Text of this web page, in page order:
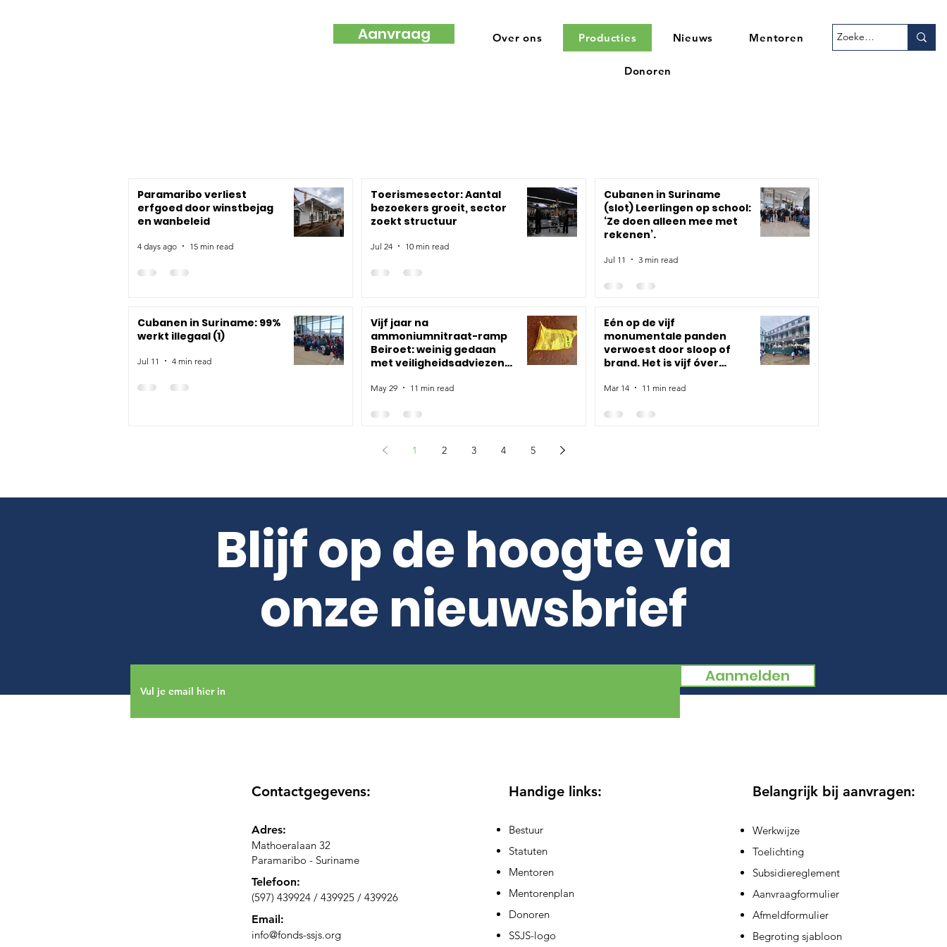
Aanvraag Over ons Producties Nieuws Mentoren
Donoren
Paramaribo verliest
erfgoed door winstbejag
en wanbeleid
4 days ago 15 min read
Toerismesector: Aantal
bezoekers groeit, sector
zoekt structuur
Jul 24 10 min read
Cubanen in Suriname
(slot) Leerlingen op school:
‘Ze doen alleen mee met
rekenen’.
Jul 11 3 min read
Cubanen in Suriname: 99%
werkt illegaal (1)
Jul 11 4 min read
Vijf jaar na
ammoniumnitraat-ramp
Beiroet: weinig gedaan
met veiligheidsadviezen
May 29 11 min read
Eén op de vijf
monumentale panden
verwoest door sloop of
brand. Het is vijf óver
Mar 14 11 min read
1 2 3 4 5
Blijf op de hoogte via
onze nieuwsbrief
Aanmelden
Contactgegevens:
Adres:
Mathoeralaan 32
Paramaribo - Suriname
Telefoon:
(597) 439924 / 439925 / 439926
Email:
info@fonds-ssjs.org
Handige links:
Bestuur
Statuten
Mentoren
Mentorenplan
Donoren
SSJS-logo
Belangrijk bij aanvragen:
Werkwijze
Toelichting
Subsidiereglement
Aanvraagformulier
Afmeldformulier
Begroting sjabloon